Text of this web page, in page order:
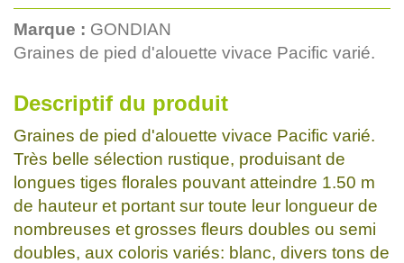
Marque : GONDIAN
Graines de pied d'alouette vivace Pacific varié.
Descriptif du produit
Graines de pied d'alouette vivace Pacific varié.
Très belle sélection rustique, produisant de
longues tiges florales pouvant atteindre 1.50 m
de hauteur et portant sur toute leur longueur de
nombreuses et grosses fleurs doubles ou semi
doubles, aux coloris variés: blanc, divers tons de